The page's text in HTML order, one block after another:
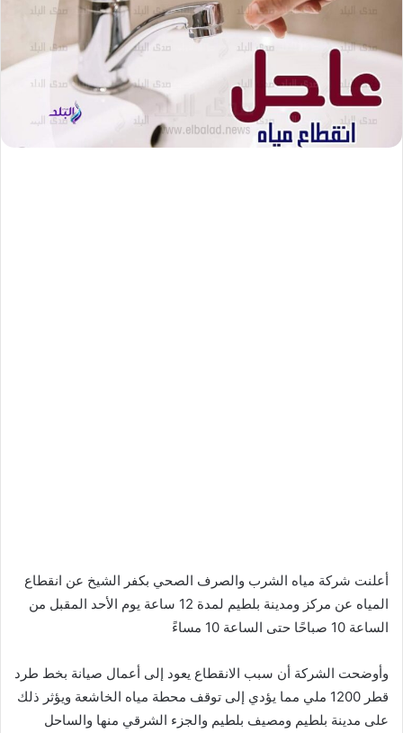
أعلنت شركة مياه الشرب والصرف الصحي بكفر الشيخ عن انقطاع
المياه عن مركز ومدينة بلطيم لمدة 12 ساعة يوم الأحد المقبل من
الساعة 10 صباحًا حتى الساعة 10 مساءً
وأوضحت الشركة أن سبب الانقطاع يعود إلى أعمال صيانة بخط طرد
قطر 1200 ملي مما يؤدي إلى توقف محطة مياه الخاشعة ويؤثر ذلك
على مدينة بلطيم ومصيف بلطيم والجزء الشرقي منها والساحل